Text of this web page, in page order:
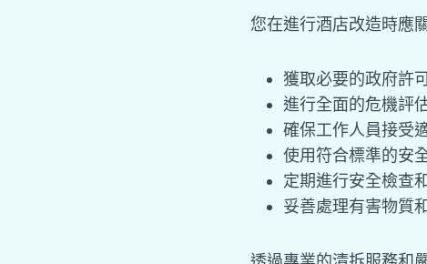
您在進行酒店改造時應
獲取必要的政府許
進行全面的危機評
確保工作人員接受
使用符合標準的安
定期進行安全檢查
妥善處理有害物質